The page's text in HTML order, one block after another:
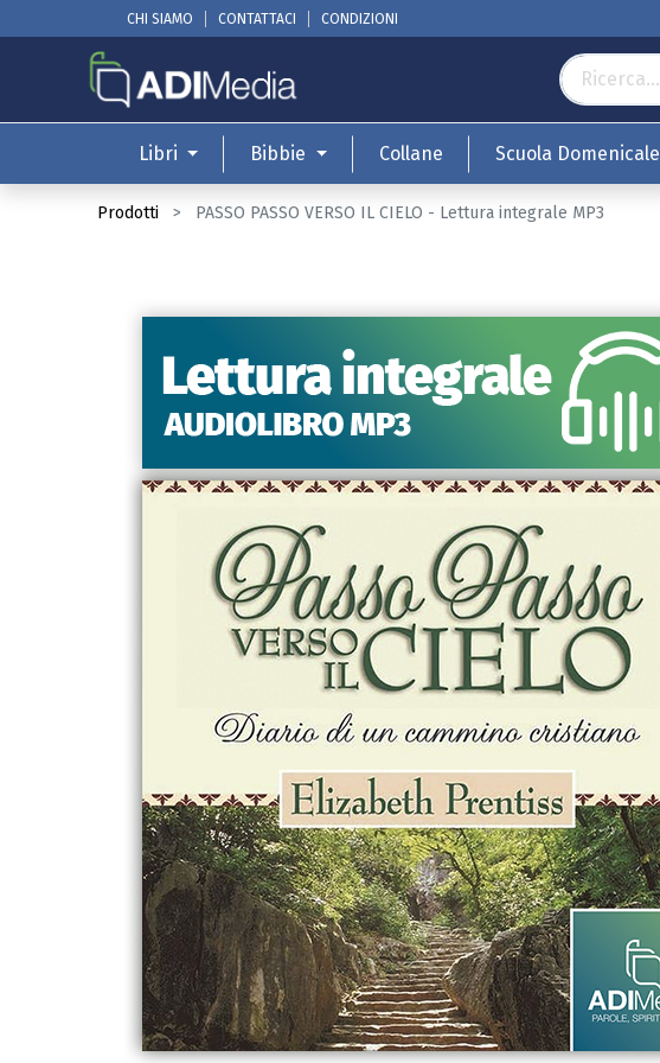
CHI SIAMO CONTATTACI CONDIZIONI
Libri Bibbie Collane Scuola Domenicale
Prodotti PASSO PASSO VERSO IL CIELO - Lettura integrale MP3